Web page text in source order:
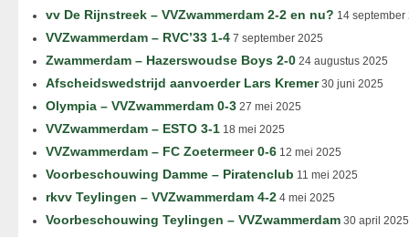
vv De Rijnstreek – VVZwammerdam 2-2 en nu? 14 september
VVZwammerdam – RVC’33 1-4 7 september 2025
Zwammerdam – Hazerswoudse Boys 2-0 24 augustus 2025
Afscheidswedstrijd aanvoerder Lars Kremer30 juni 2025
Olympia – VVZwammerdam 0-3 27 mei 2025
VVZwammerdam – ESTO 3-1 18 mei 2025
VVZwammerdam – FC Zoetermeer 0-6 12 mei 2025
Voorbeschouwing Damme – Piratenclub 11 mei 2025
rkvv Teylingen – VVZwammerdam 4-2 4 mei 2025
Voorbeschouwing Teylingen – VVZwammerdam 30 april 2025